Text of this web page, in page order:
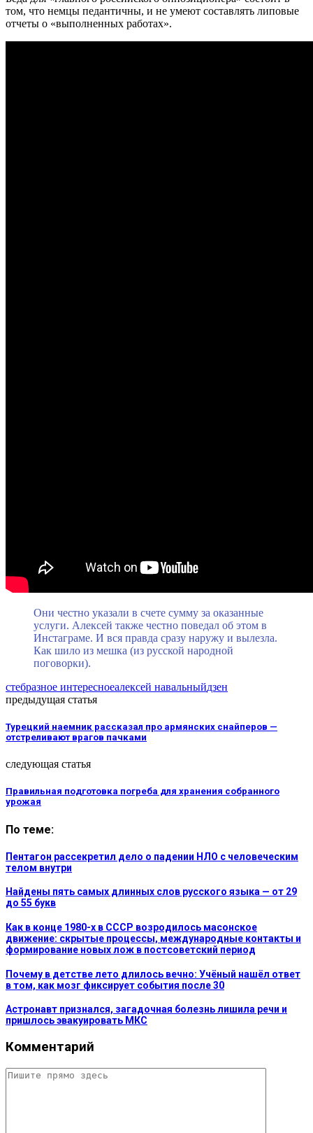
том, что немцы педантичны, и не умеют составлять липовые
отчеты о «выполненных работах».
Они честно указали в счете сумму за оказанные
услуги. Алексей также честно поведал об этом в
Инстаграме. И вся правда сразу наружу и вылезла.
Как шило из мешка (из русской народной
поговорки).
стебразное интересноеалексей навальныйдзен
предыдущая статья
Турецкий наемник рассказал про армянских снайперов —
отстреливают врагов пачками
следующая статья
Правильная подготовка погреба для хранения собранного
урожая
По теме:
Пентагон рассекретил дело о падении НЛО с человеческим
телом внутри
Найдены пять самых длинных слов русского языка — от 29
до 55 букв
Как в конце 1980-х в СССР возродилось масонское
движение: скрытые процессы, международные контакты и
формирование новых лож в постсоветский период
Почему в детстве лето длилось вечно: Учёный нашёл ответ
в том, как мозг фиксирует события после 30
Астронавт признался, загадочная болезнь лишила речи и
пришлось эвакуировать МКС
Комментарий